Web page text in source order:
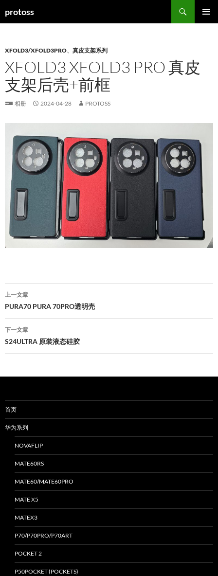
protoss
索
文
XFOLD3/XFOLD3PRO、 真皮支架系列
XFOLD3 XFOLD3 PRO 真皮
支架后壳+前框
相册 2024-04-28 PROTOSS
文
章
导
航
上一文章
PURA70 PURA 70PRO透明壳
下一文章
S24ULTRA 原装液态硅胶
首页
华为系列
NOVAFLIP
MATE60RS
MATE60/MATE60PRO
MATE X5
MATEX3
P70/P70PRO/P70ART
POCKET 2
P50POCKET (POCKETS)